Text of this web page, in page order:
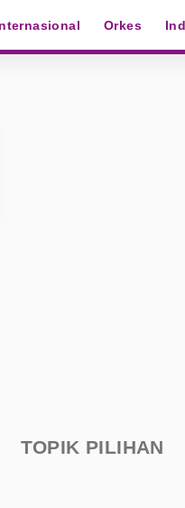
Orkes
TOPIK PILIHAN